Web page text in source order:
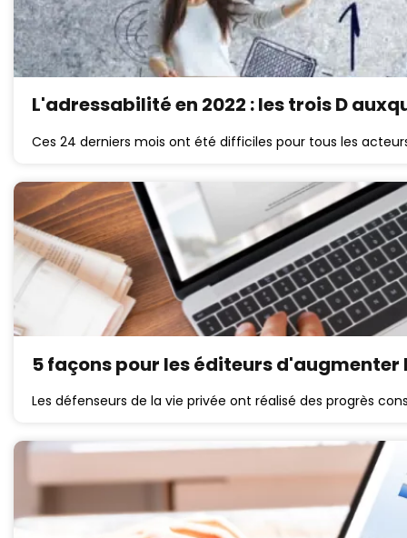
L'adressabilité en 2022 : les trois D
Ces 24 derniers mois ont été difficiles pour tous les
5 façons pour les éditeurs
Les défenseurs de la vie privée ont réalisé des progrès